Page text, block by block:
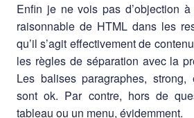
Enfin je ne vois pas d’objection
raisonnable de HTML dans les
qu’il s’agit effectivement de
les règles de séparation avec la
Les balises paragraphes,
sont ok. Par contre, hors de
tableau ou un menu, évidemment.